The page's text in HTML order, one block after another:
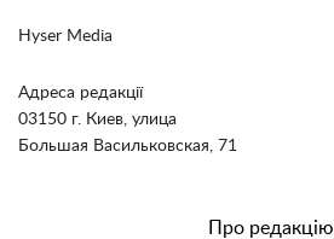
Hyser Media
Адреса редакції
03150 г. Киев, улица
Большая Васильковская, 71
Про редакцію